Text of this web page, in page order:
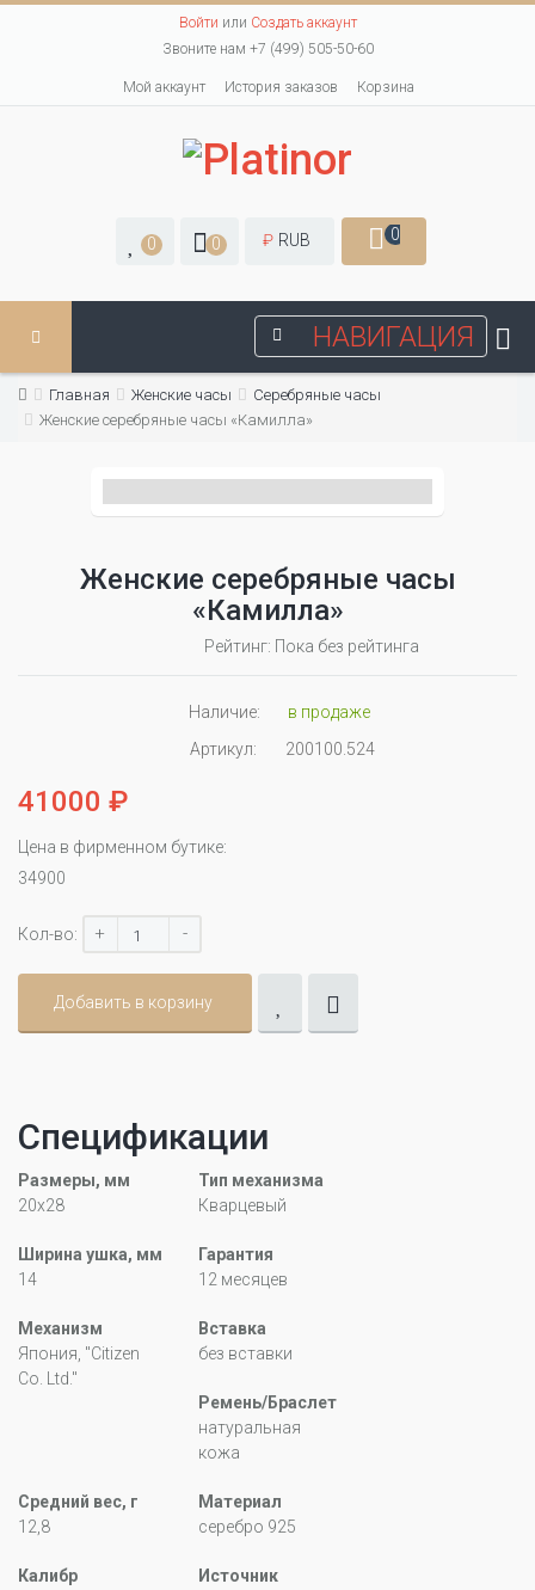
Войти или Создать аккаунт
Звоните нам +7 (499) 505-50-60
Мой аккаунт История заказов Корзина
0 0 ₽ RUB 0
НАВИГАЦИЯ
Главная Женские часы
Серебряные часы
Женские серебряные часы «Камилла»
Женские серебряные часы
«Камилла»
Рейтинг: Пока без рейтинга
Наличие:
в продаже
Артикул:
200100.524
41000 ₽
Цена в фирменном бутике:
34900
Кол-во: + -
Добавить в корзину
Спецификации
Размеры, мм
20x28
Тип механизма
Кварцевый
Ширина ушка, мм
14
Гарантия
12 месяцев
Механизм
Япония, "Citizen
Co. Ltd."
Вставка
без вставки
Ремень/Браслет
натуральная
кожа
Средний вес, г
12,8
Материал
серебро 925
Калибр
Источник